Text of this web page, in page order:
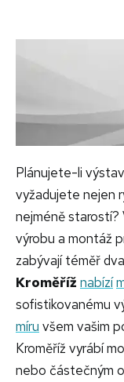
Plánujete-li
vyžadujete nejen
nejméně
výrobu a montáž
zabývají téměř
Kroměříž nabízí
sofistikovanému
míru všem vašim
Kroměříž vyrábí
nebo částečným